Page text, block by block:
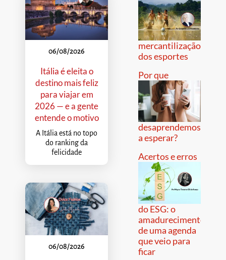
06/08/2026
Itália é eleita o
destino mais feliz
para viajar em
2026 — e a gente
entende o motivo
A Itália está no topo
do ranking da
felicidade
06/08/2026
mercantilização
dos esportes
Por que
desaprendemos
a esperar?
Acertos e erros
do ESG: o
amadurecimento
de uma agenda
que veio para
ficar